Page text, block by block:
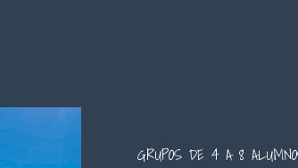
GRUPOS DE 4 A 8